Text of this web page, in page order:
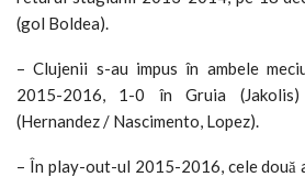
(gol Boldea).
– Clujenii s-au impus în ambele
2015-2016, 1-0 în Gruia
(Hernandez / Nascimento, Lopez).
– În play-out-ul 2015-2016, cele două